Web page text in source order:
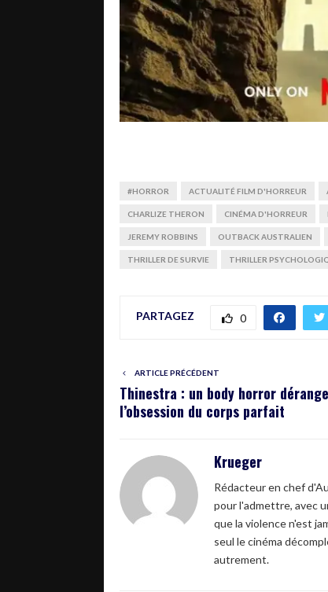
#HORROR ACTUALITÉ FILM D'HORREUR
CHARLIZE THERON CINÉMA D'HORREUR
JEREMY ROBBINS OUTBACK AUSTRALIEN
THRILLER DE SURVIE THRILLER
PARTAGEZ 0
ARTICLE PRÉCÉDENT
Thinestra : un body horror
l’obsession du corps parfait
Krueger
Rédacteur en chef
pour l'admettre, avec
que la violence n'est
seul le cinéma
autrement.